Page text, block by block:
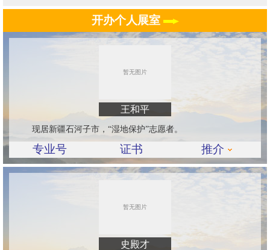
开办个人展室
王和平
现居新疆石河子市，“湿地保护”志愿者。
专业号 证书 推介
史殿才